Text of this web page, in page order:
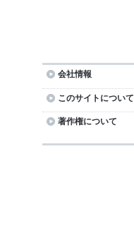
会社情報
このサイトについて
著作権について